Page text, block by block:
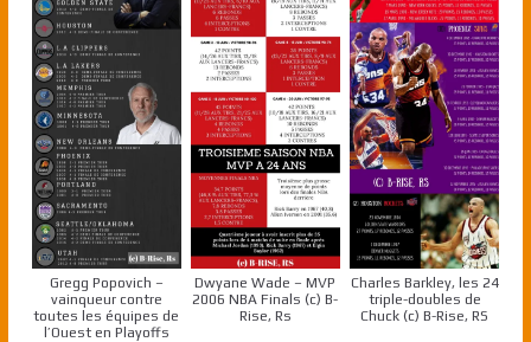
Gregg Popovich –
vainqueur contre
toutes les équipes de
l’Ouest en Playoffs
Dwyane Wade – MVP
2006 NBA Finals (c) B-
Rise, Rs
Charles Barkley, les 24
triple-doubles de
Chuck (c) B-Rise, RS